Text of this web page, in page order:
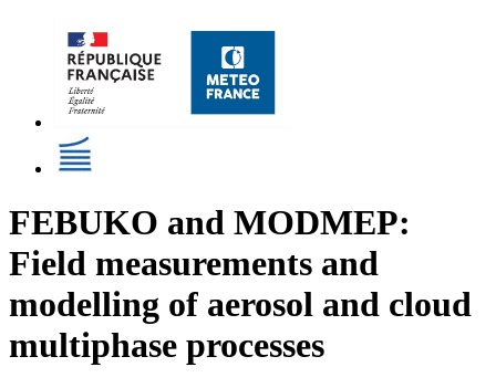
FEBUKO and MODMEP:
Field measurements and
modelling of aerosol and cloud
multiphase processes